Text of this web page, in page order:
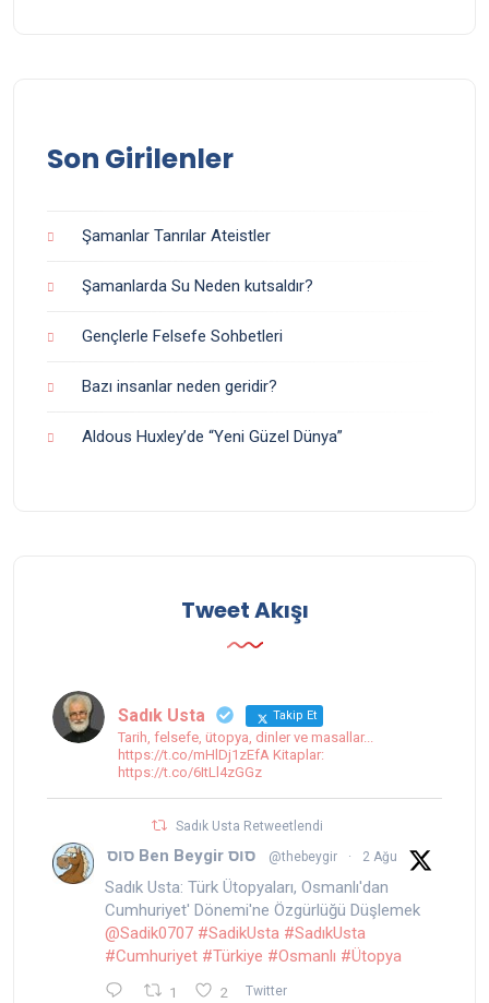
Son Girilenler
Şamanlar Tanrılar Ateistler
Şamanlarda Su Neden kutsaldır?
Gençlerle Felsefe Sohbetleri
Bazı insanlar neden geridir?
Aldous Huxley’de “Yeni Güzel Dünya”
Tweet Akışı
Sadık Usta Takip Et
Tarih, felsefe, ütopya, dinler ve masallar...
https://t.co/mHlDj1zEfA Kitaplar:
https://t.co/6ItLl4zGGz
Sadık Usta Retweetlendi
סוס Ben Beygir סוס @thebeygir · 2 Ağu
Sadık Usta: Türk Ütopyaları, Osmanlı'dan
Cumhuriyet' Dönemi'ne Özgürlüğü Düşlemek
@Sadik0707 #SadikUsta #SadıkUsta
#Cumhuriyet #Türkiye #Osmanlı #Ütopya
1 2 Twitter